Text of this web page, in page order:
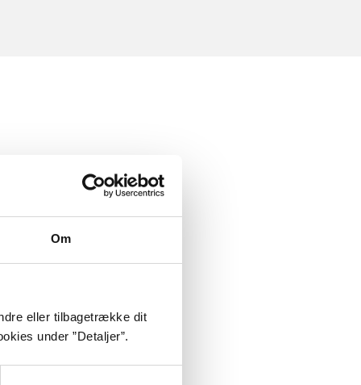
Om
eller tilbagetrække dit
under ”Detaljer”.